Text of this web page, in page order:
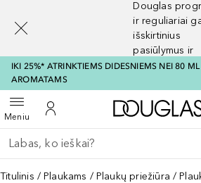
Douglas
ir reguliariai
išskirtinius
pasiūlymus ir
nuolaidas
IKI 25%* ATRINKTIEMS DIDESNIEMS NEI 80 ML
AROMATAMS
MeniuAtidaryti meniuĮ mano paskyrą
Grįžk atgal
Vykdykite paiešką
Titulinis Plaukams Plaukų priežiūra
[navigation.slideout.screenreader]